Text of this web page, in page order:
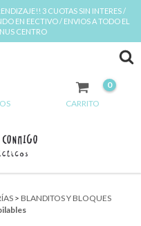
3 CUOTAS SIN INTERES /
EN EECTIVO / ENVIOS A TODO EL
CENTRO
CARRITO
0
> BLANDITOS Y BLOQUES